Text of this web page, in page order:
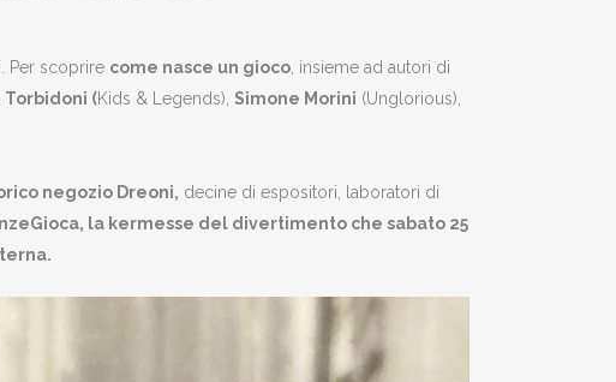
Per scoprire come nasce un gioco, insieme ad autori di
Torbidoni (Kids & Legends), Simone Morini (Unglorious),
negozio Dreoni, decine di espositori, laboratori di
la kermesse del divertimento che sabato 25